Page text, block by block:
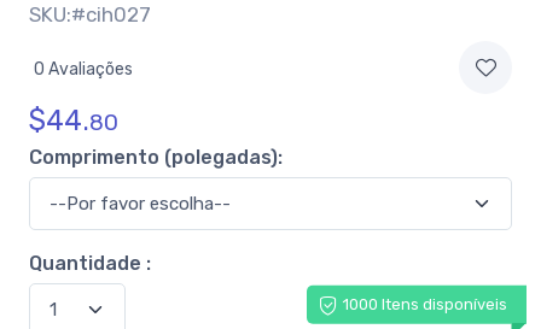
SKU:#cih027
0 Avaliações
$44.80
Comprimento (polegadas):
Quantidade :
1000 Itens disponíveis